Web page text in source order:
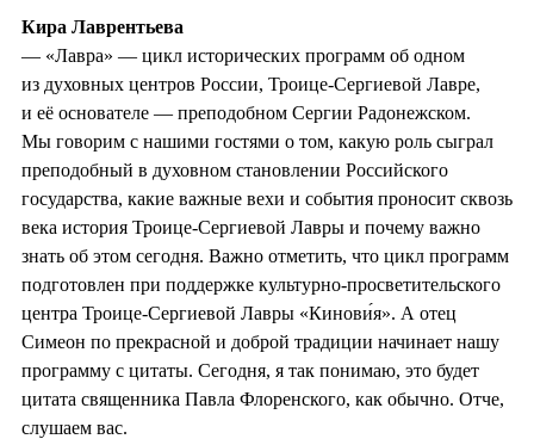
Кира Лаврентьева
— «Лавра» — цикл исторических программ об одном
из духовных центров России, Троице-Сергиевой Лавре,
и её основателе — преподобном Сергии Радонежском.
Мы говорим с нашими гостями о том, какую роль сыграл
преподобный в духовном становлении Российского
государства, какие важные вехи и события проносит сквозь
века история Троице-Сергиевой Лавры и почему важно
знать об этом сегодня. Важно отметить, что цикл программ
подготовлен при поддержке культурно-просветительского
центра Троице-Сергиевой Лавры «Кинови́я». А отец
Симеон по прекрасной и доброй традиции начинает нашу
программу с цитаты. Сегодня, я так понимаю, это будет
цитата священника Павла Флоренского, как обычно. Отче,
слушаем вас.